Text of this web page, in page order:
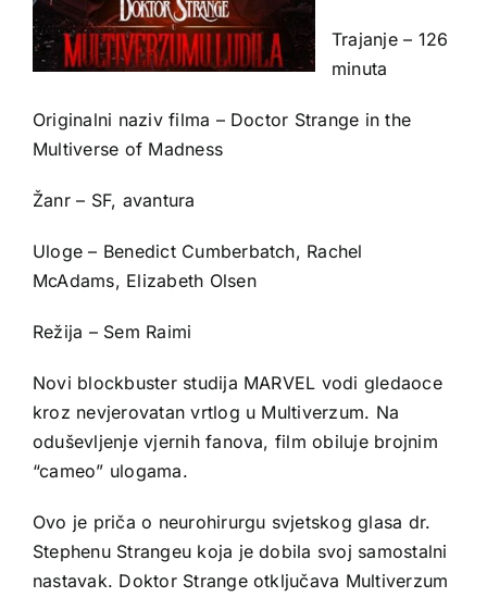
Trajanje – 126
minuta
Originalni naziv filma – Doctor Strange in the
Multiverse of Madness
Žanr – SF, avantura
Uloge – Benedict Cumberbatch, Rachel
McAdams, Elizabeth Olsen
Režija – Sem Raimi
Novi blockbuster studija MARVEL vodi gledaoce
kroz nevjerovatan vrtlog u Multiverzum. Na
oduševljenje vjernih fanova, film obiluje brojnim
“cameo” ulogama.
Ovo je priča o neurohirurgu svjetskog glasa dr.
Stephenu Strangeu koja je dobila svoj samostalni
nastavak. Doktor Strange otključava Multiverzum